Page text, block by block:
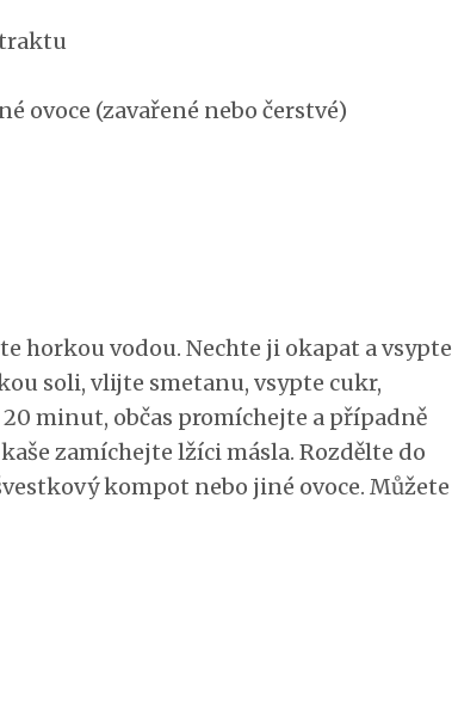
ovoce (zavařené nebo čerstvé)
horkou vodou. Nechte ji okapat a vsypte
soli, vlijte smetanu, vsypte cukr,
minut, občas promíchejte a případně
zamíchejte lžíci másla. Rozdělte do
kompot nebo jiné ovoce. Můžete